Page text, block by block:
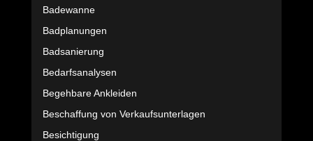
Badewanne
Badplanungen
Badsanierung
Bedarfsanalysen
Begehbare Ankleiden
Beschaffung von Verkaufsunterlagen
Besichtigung